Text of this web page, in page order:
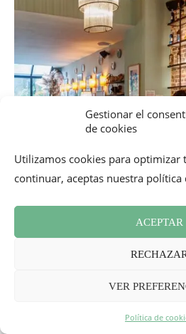
Gestionar el
de cookies
Utilizamos cookies para optimizar
continuar, aceptas nuestra política
ACEPTAR
VER
Política de